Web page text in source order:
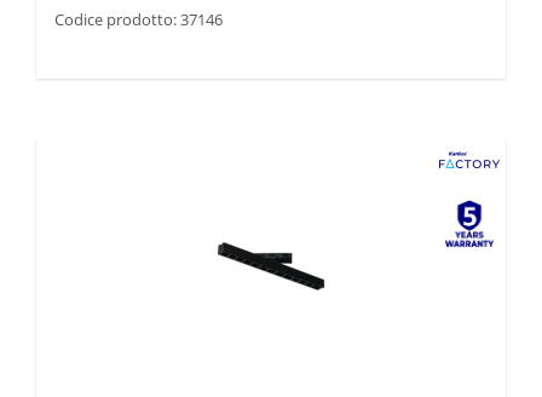
Codice prodotto: 37146